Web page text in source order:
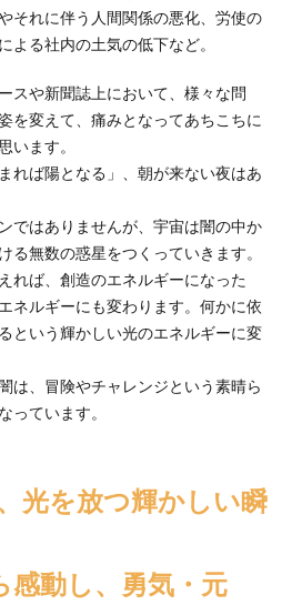
それに伴う人間関係の悪化、労使の
よる社内の土気の低下など。
スや新聞誌上において、様々な問
を変えて、痛みとなってあちこちに
います。
れば陽となる」、朝が来ない夜はあ
ではありませんが、宇宙は闇の中か
る無数の惑星をつくっていきます。
れば、創造のエネルギーになった
ネルギーにも変わります。何かに依
という輝かしい光のエネルギーに変
は、冒険やチャレンジという素晴ら
っています。
光を放つ輝かしい瞬
感動し、勇気・元